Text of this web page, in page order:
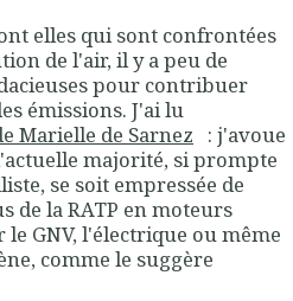
elles qui sont confrontées
de l'air, il y a peu de
pour contribuer
émissions. J'ai lu
Marielle de Sarnez : j'avoue
majorité, si prompte
se soit empressée de
de la RATP en moteurs
GNV, l'électrique ou même
comme le suggère